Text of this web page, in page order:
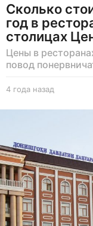
Сколько
год в
столицах
Цены в
повод
4 года назад
о
а
з
а
д